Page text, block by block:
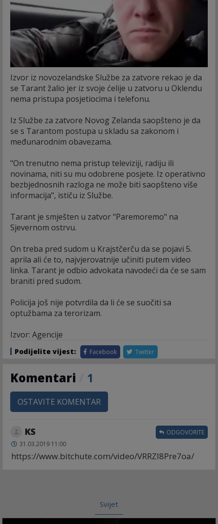
Izvor iz novozelandske Službe za zatvore rekao je da
se Tarant žalio jer iz svoje ćelije u zatvoru u Oklendu
nema pristupa posjetiocima i telefonu.
Iz Službe za zatvore Novog Zelanda saopšteno je da
se s Tarantom postupa u skladu sa zakonom i
međunarodnim obavezama.
"On trenutno nema pristup televiziji, radiju ili
novinama, niti su mu odobrene posjete. Iz operativno
bezbjednosnih razloga ne može biti saopšteno više
informacija", ističu iz Službe.
Tarant je smješten u zatvor "Paremoremo" na
Sjevernom ostrvu.
On treba pred sudom u Krajstčerču da se pojavi 5.
aprila ali će to, najvjerovatnije učiniti putem video
linka. Tarant je odbio advokata navodeći da će se sam
braniti pred sudom.
Policija još nije potvrdila da li će se suočiti sa
optužbama za terorizam.
Izvor: Agencije
Podijelite vijest: Facebook Twitter
Komentari 1
OSTAVITE KOMENTAR
KS
31.03.2019 11:00
https://www.bitchute.com/video/VRRZI8Pre7oa/
ODGOVORITE
Svijet